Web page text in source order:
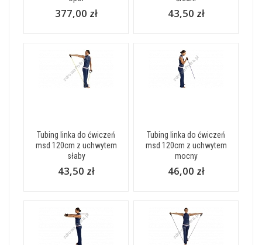
377,00 zł 43,50 zł
Tubing linka do ćwiczeń
msd 120cm z uchwytem
słaby
43,50 zł
Tubing linka do ćwiczeń
msd 120cm z uchwytem
mocny
46,00 zł